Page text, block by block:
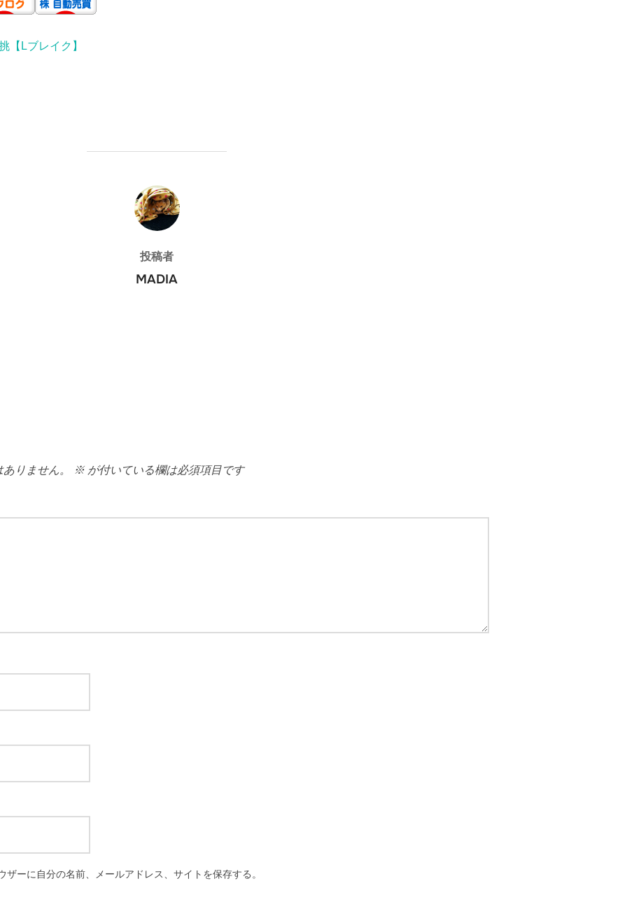
【Lブレイク】
投稿者
投稿者
MADIA
りません。 ※ が付いている欄は必須項目です
ーに自分の名前、メールアドレス、サイトを保存する。